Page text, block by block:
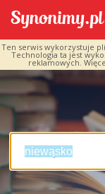
Ten serwis wykorzystuje
Technologia ta jest
reklamowych.